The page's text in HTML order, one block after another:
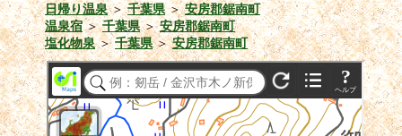
日帰り温泉＞千葉県＞安房郡鋸南町
温泉宿＞千葉県＞安房郡鋸南町
塩化物泉＞千葉県＞安房郡鋸南町